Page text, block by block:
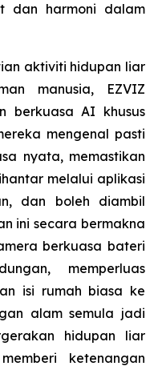
dan harmoni dalam
aktiviti hidupan liar
manusia, EZVIZ
berkuasa AI khusus
mengenal pasti
nyata, memastikan
melalui aplikasi
dan boleh diambil
ini secara bermakna
berkuasa bateri
memperluas
isi rumah biasa ke
alam semula jadi
hidupan liar
ketenangan